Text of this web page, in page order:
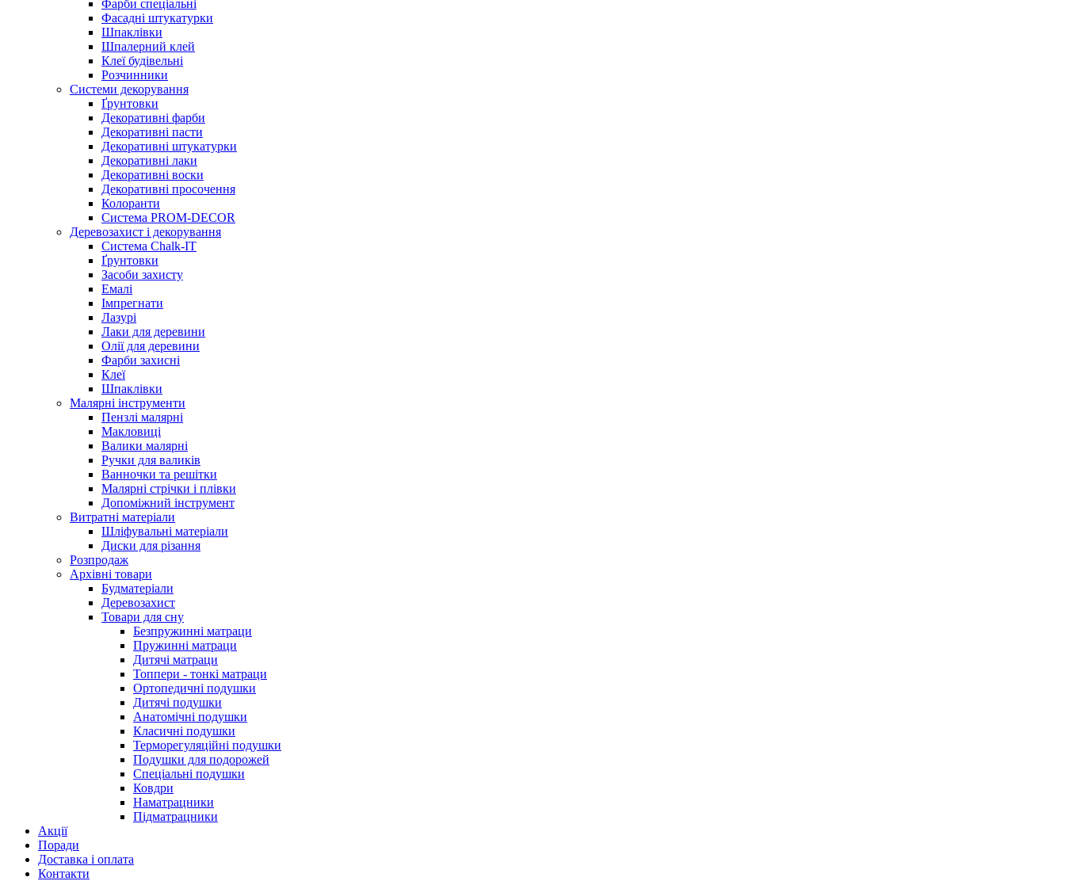
Фарби спеціальні
Фасадні штукатурки
Шпаклівки
Шпалерний клей
Клеї будівельні
Розчинники
Системи декорування
Ґрунтовки
Декоративні фарби
Декоративні пасти
Декоративні штукатурки
Декоративні лаки
Декоративні воски
Декоративні просочення
Колоранти
Система PROM-DECOR
Деревозахист і декорування
Система Chalk-IT
Ґрунтовки
Засоби захисту
Емалі
Імпрегнати
Лазурі
Лаки для деревини
Олії для деревини
Фарби захисні
Клеї
Шпаклівки
Малярні інструменти
Пензлі малярні
Макловиці
Валики малярні
Ручки для валиків
Ванночки та решітки
Малярні стрічки і плівки
Допоміжний інструмент
Витратні матеріали
Шліфувальні матеріали
Диски для різання
Розпродаж
Архівні товари
Будматеріали
Деревозахист
Товари для сну
Безпружинні матраци
Пружинні матраци
Дитячі матраци
Топпери - тонкі матраци
Ортопедичні подушки
Дитячі подушки
Анатомічні подушки
Класичні подушки
Терморегуляційні подушки
Подушки для подорожей
Спеціальні подушки
Ковдри
Наматрацники
Підматрацники
Акції
Поради
Доставка і оплата
Контакти